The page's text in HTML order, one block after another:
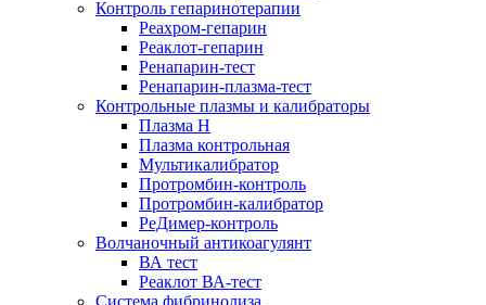
Контроль гепаринотерапии
Реахром-гепарин
Реаклот-гепарин
Ренапарин-тест
Ренапарин-плазма-тест
Контрольные плазмы и калибраторы
Плазма Н
Плазма контрольная
Мультикалибратор
Протромбин-контроль
Протромбин-калибратор
РеДимер-контроль
Волчаночный антикоагулянт
ВА тест
Реаклот ВА-тест
Система фибринолиза